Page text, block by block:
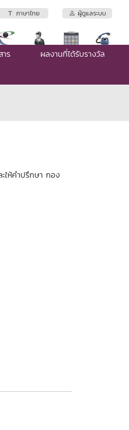
ภาษาไทย ผู้ดูแลระบบ
ร
ผลงานที่ได้รับรางวัล
ให้คำปรึกษา กอง